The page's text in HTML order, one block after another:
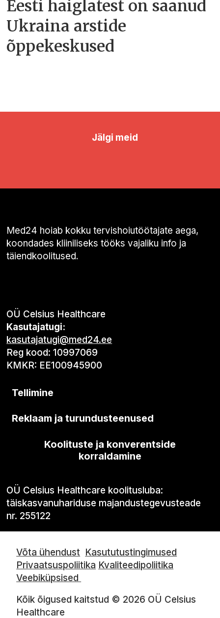
Eesti haiglatest on saanud
Ukraina arstide
õppekeskused
Jälgi meid
Med24 hoiab kokku tervishoiutöötajate aega,
koondades kliiniliseks tööks vajaliku info ja
täiendkoolitused.
OÜ Celsius Healthcare
Kasutajatugi:
kasutajatugi@med24.ee
Reg kood: 10997069
KMKR: EE100945900
Tellimine
Reklaam ja turundusteenused
Koolituste ja konverentside
korraldamine
OÜ Celsius Healthcare koolitusluba:
täiskasvanuhariduse majandustegevusteade
nr. 255122
Võta ühendust Kasututustingimused
Privaatsuspoliitika Kvaliteedipoliitika
Veebiküpsised
Kõik õigused kaitstud © 2026 OÜ Celsius
Healthcare